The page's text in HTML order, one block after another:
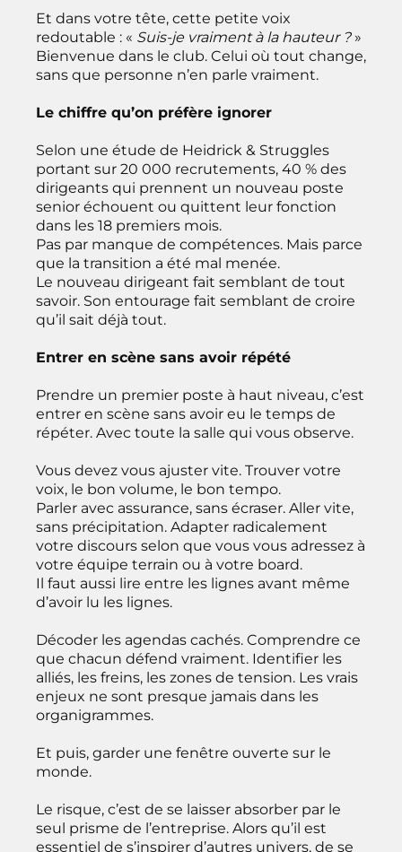
Et dans votre tête, cette petite voix
redoutable : « Suis-je vraiment à la hauteur ?»
Bienvenue dans le club. Celui où tout change,
sans que personne n’en parle vraiment.
Le chiffre qu’on préfère ignorer
Selon une étude de Heidrick & Struggles
portant sur 20 000 recrutements, 40 % des
dirigeants qui prennent un nouveau poste
senior échouent ou quittent leur fonction
dans les 18 premiers mois.
Pas par manque de compétences. Mais parce
que la transition a été mal menée.
Le nouveau dirigeant fait semblant de tout
savoir. Son entourage fait semblant de croire
qu’il sait déjà tout.
Entrer en scène sans avoir répété
Prendre un premier poste à haut niveau, c’est
entrer en scène sans avoir eu le temps de
répéter. Avec toute la salle qui vous observe.
Vous devez vous ajuster vite. Trouver votre
voix, le bon volume, le bon tempo.
Parler avec assurance, sans écraser. Aller vite,
sans précipitation. Adapter radicalement
votre discours selon que vous vous adressez à
votre équipe terrain ou à votre board.
Il faut aussi lire entre les lignes avant même
d’avoir lu les lignes.
Décoder les agendas cachés. Comprendre ce
que chacun défend vraiment. Identifier les
alliés, les freins, les zones de tension. Les vrais
enjeux ne sont presque jamais dans les
organigrammes.
Et puis, garder une fenêtre ouverte sur le
monde.
Le risque, c’est de se laisser absorber par le
seul prisme de l’entreprise. Alors qu’il est
essentiel de s’inspirer d’autres univers, de se